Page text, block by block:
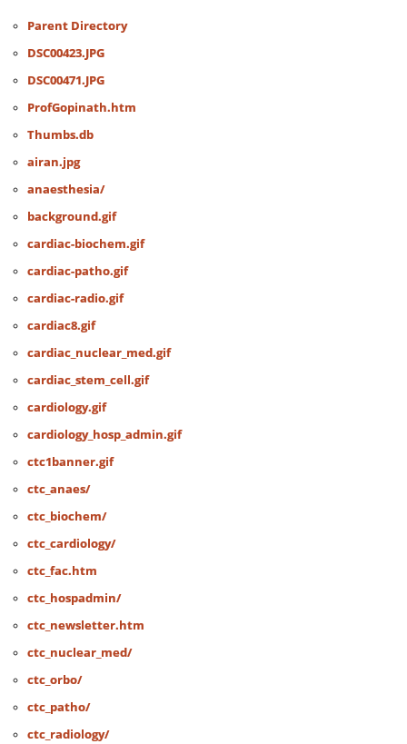
Parent Directory
DSC00423.JPG
DSC00471.JPG
ProfGopinath.htm
Thumbs.db
airan.jpg
anaesthesia/
background.gif
cardiac-biochem.gif
cardiac-patho.gif
cardiac-radio.gif
cardiac8.gif
cardiac_nuclear_med.gif
cardiac_stem_cell.gif
cardiology.gif
cardiology_hosp_admin.gif
ctc1banner.gif
ctc_anaes/
ctc_biochem/
ctc_cardiology/
ctc_fac.htm
ctc_hospadmin/
ctc_newsletter.htm
ctc_nuclear_med/
ctc_orbo/
ctc_patho/
ctc_radiology/